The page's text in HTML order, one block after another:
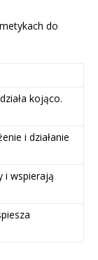
do
kojąco.
i działanie
i wspierają